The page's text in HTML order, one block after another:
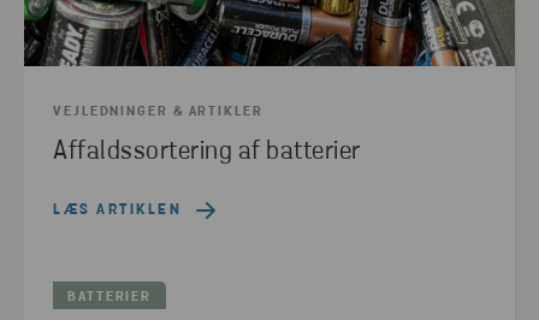
VEJLEDNINGER & ARTIKLER
Affaldssortering af batterier
LÆS ARTIKLEN
BATTERIER